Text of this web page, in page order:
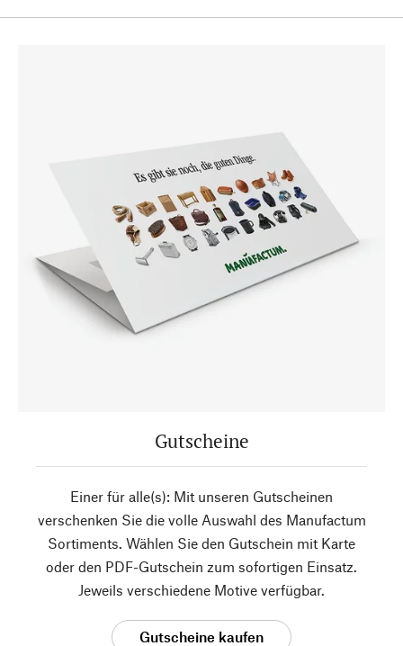
Gutscheine
Einer für alle(s): Mit unseren Gutscheinen
verschenken Sie die volle Auswahl des Manufactum
Sortiments. Wählen Sie den Gutschein mit Karte
oder den PDF-Gutschein zum sofortigen Einsatz.
Jeweils verschiedene Motive verfügbar.
Gutscheine kaufen